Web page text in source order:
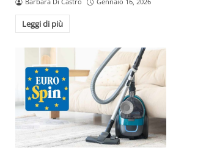
Leggi di più